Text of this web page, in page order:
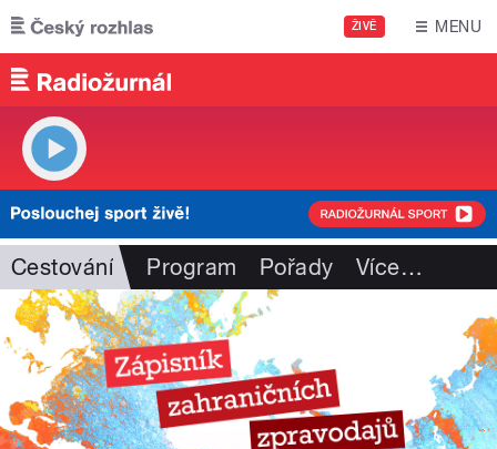
Přejít k hlavnímu obsahu
ŽIVĚ MENU
Cestování Program Pořady Více…